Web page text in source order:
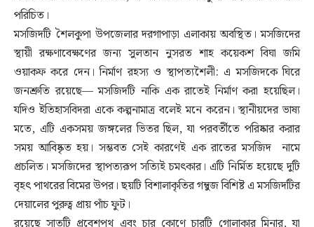
পরিচিত।
মসজিদটি শৈলকুপা উপজেলার দরগাপাড়া এলাকায় অবস্থিত। মসজিদের
স্থায়ী রক্ষণাবেক্ষণের জন্য সুলতান নুসরত শাহ কয়েকশ বিঘা জমি
ওয়াকফ করে দেন। নির্মাণ রহস্য ও স্থাপত্যশৈলী: এ মসজিদকে ঘিরে
জনশ্রুতি রয়েছে— মসজিদটি নাকি এক রাতেই নির্মাণ করা হয়েছিল।
যদিও ইতিহাসবিদরা একে কল্পনামাত্র বলেই মনে করেন। স্থানীয়দের ভাষ্য
মতে, এটি একসময় জঙ্গলের ভিতর ছিল, যা পরবর্তীতে পরিষ্কার করার
সময় আবিষ্কৃত হয়। সম্ভবত সেই কারণেই এক রাতের মসজিদ নামে
প্রচলিত। মসজিদের স্থাপত্যরূপ সত্যিই চমৎকার। এটি নির্মিত হয়েছে দুটি
বৃহৎ পাথরের বিমের উপর। ছয়টি বিশালাকৃতির গম্বুজ বিশিষ্ট এ মসজিদটির
দেয়ালের পুরুত্ব প্রায় পাঁচ ফুট।